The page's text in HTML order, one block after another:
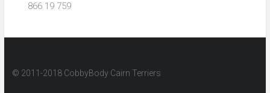
866 19 759
© 2011-2018 CobbyBody Cairn Terriers